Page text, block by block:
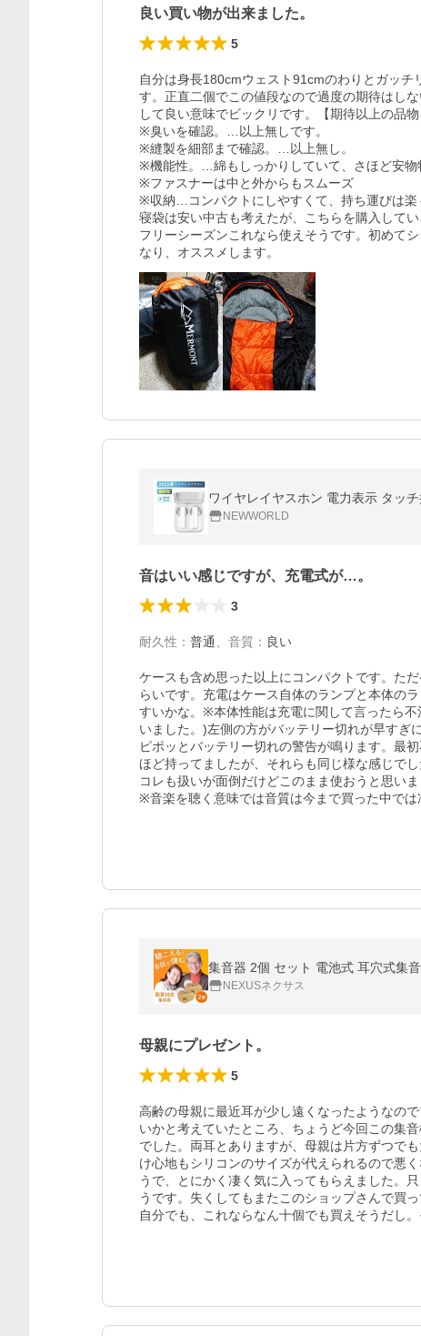
良い買い物が出来ました。
5
自分は身長180cmウェスト91cmのわりとガッ
す。正直二個でこの値段なので過度の期待はし
して良い意味でビックリです。【期待以上の品
※臭いを確認。…以上無しです。
※縫製を細部まで確認。…以上無し。
※機能性。…綿もしっかりしていて、さほど安物
※ファスナーは中と外からもスムーズ
※収納…コンパクトにしやすくて、持ち運びは楽
寝袋は安い中古も考えたが、こちらを購入して
フリーシーズンこれなら使えそうです。初めて
なり、オススメします。
ワイヤレイヤスホン 電力表示 タッ
NEWWORLD
音はいい感じですが、充電式が…。
3
耐久性 ： 普通 音質 ： 良い
ケースも含め思った以上にコンパクトです。た
らいです。充電はケース自体のランプと本体の
すいかな。※本体性能は充電に関して言ったら
いました。)左側の方がバッテリー切れが早すぎ
ピポッとバッテリー切れの警告が鳴ります。最
ほど持ってましたが、それらも同じ様な感じで
コレも扱いが面倒だけどこのまま使おうと思いま
※音楽を聴く意味では音質は今まで買った中では
集音器 2個 セット 電池式 耳穴式集
NEXUSネクサス
母親にプレゼント。
5
高齢の母親に最近耳が少し遠くなったようなの
いかと考えていたところ、ちょうど今回この集
でした。両耳とありますが、母親は片方ずつで
け心地もシリコンのサイズが代えられるので悪
うで、とにかく凄く気に入ってもらえました。
うです。失くしてもまたこのショップさんで買
自分でも、これならなん十個でも買えそうだし